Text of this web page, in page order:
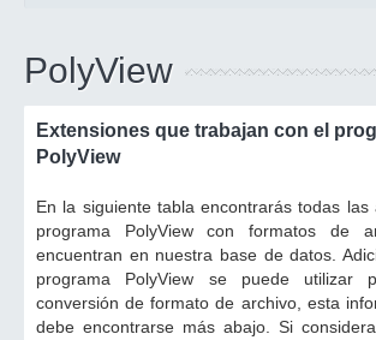
PolyView
Extensiones que trabajan con el
PolyView
En la siguiente tabla encontrarás todas las
programa PolyView con formatos de
encuentran en nuestra base de datos.
programa PolyView se puede utilizar
conversión de formato de archivo, esta
debe encontrarse más abajo. Si